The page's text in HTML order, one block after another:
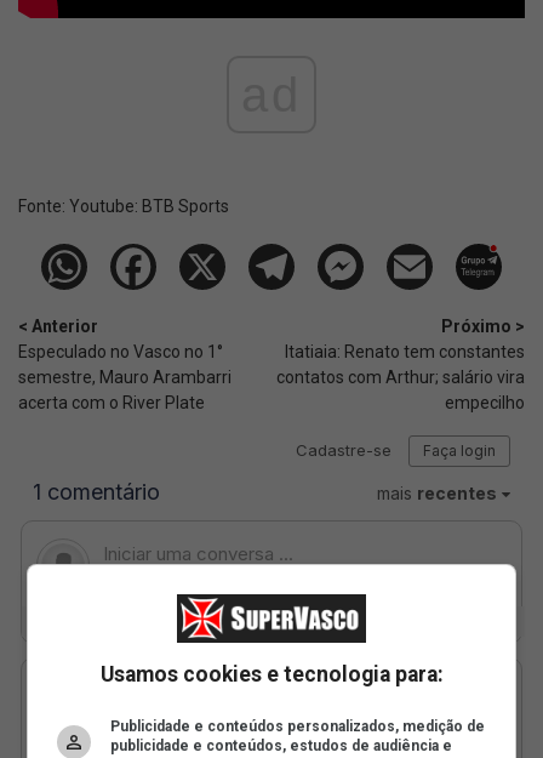
Fonte: Youtube: BTB Sports
< Anterior
Especulado no Vasco no 1°
semestre, Mauro Arambarri
acerta com o River Plate
Próximo >
Itatiaia: Renato tem constantes
contatos com Arthur; salário vira
empecilho
Usamos cookies e tecnologia para:
Publicidade e conteúdos personalizados, medição de
publicidade e conteúdos, estudos de audiência e